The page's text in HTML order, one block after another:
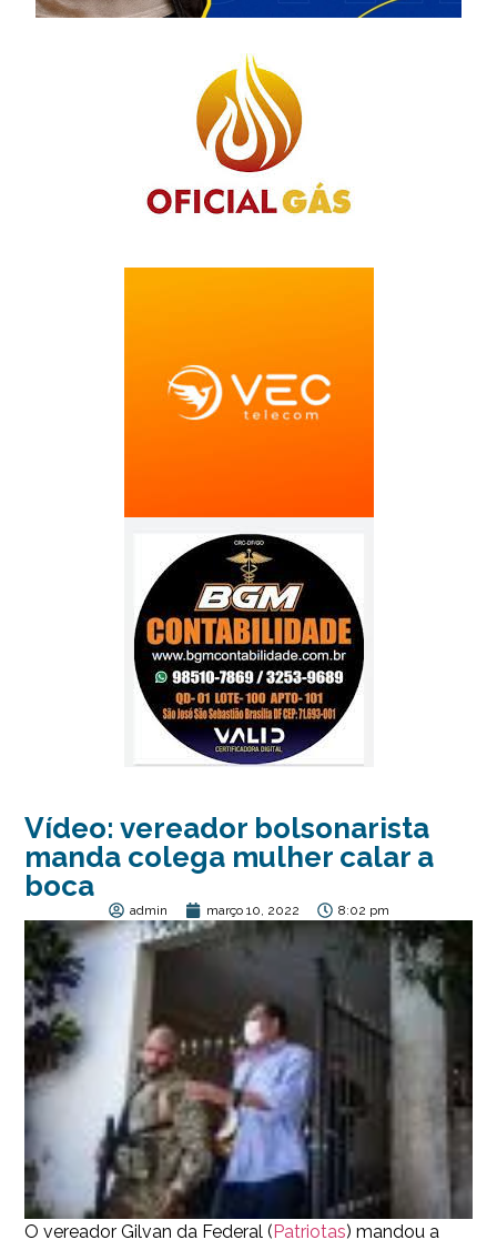
Vídeo: vereador bolsonarista
manda colega mulher calar a
boca
admin março 10, 2022 8:02 pm
O vereador Gilvan da Federal ( Patriotas) mandou a